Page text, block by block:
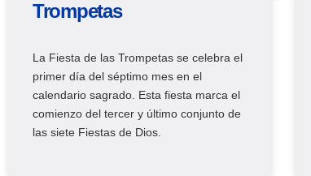
Trompetas
La Fiesta de las Trompetas se celebra el
primer día del séptimo mes en el
calendario sagrado. Esta fiesta marca el
comienzo del tercer y último conjunto de
las siete Fiestas de Dios.